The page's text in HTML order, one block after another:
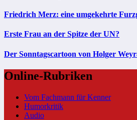
Friedrich Merz: eine umgekehrte
Erste Frau an der Spitze der UN?
Der Sonntagscartoon von Holger
Online-Rubriken
Vom Fachmann für Kenner
Humorkritik
Audio